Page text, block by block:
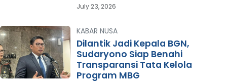
July 23, 2026
KABAR NUSA
Dilantik Jadi Kepala BGN,
Sudaryono Siap Benahi
Transparansi Tata Kelola
Program MBG